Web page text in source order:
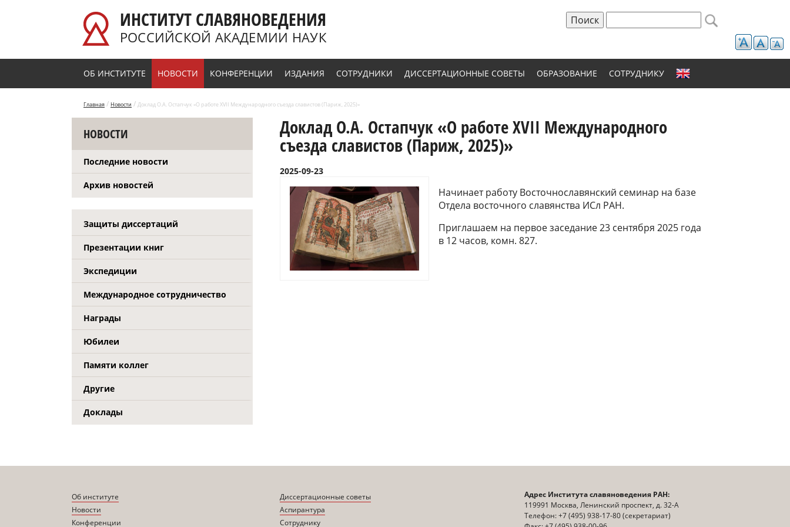
ИНСТИТУТ СЛАВЯНОВЕДЕНИЯ
РОССИЙСКОЙ АКАДЕМИИ НАУК Форма поиска
ОБ ИНСТИТУТЕ НОВОСТИ КОНФЕРЕНЦИИ ИЗДАНИЯ СОТРУДНИКИ ДИССЕРТАЦИОННЫЕ СОВЕТЫ ОБРАЗОВАНИЕ СОТРУДНИКУ
Главная / Новости / Доклад О.А. Остапчук «О работе XVII Международного съезда славистов (Париж, 2025)»
НОВОСТИ
Последние новости
Архив новостей
Защиты диссертаций
Презентации книг
Экспедиции
Международное сотрудничество
Награды
Юбилеи
Памяти коллег
Другие
Доклады
Доклад О.А. Остапчук «О работе XVII Международного
съезда славистов (Париж, 2025)»
2025-09-23
Начинает работу Восточнославянский семинар на базе
Отдела восточного славянства ИСл РАН.
Приглашаем на первое заседание 23 сентября 2025 года
в 12 часов, комн. 827.
Об институте
Новости
Конференции
Диссертационные советы
Аспирантура
Сотруднику
Адрес Института славяноведения РАН:
119991 Москва, Ленинский проспект, д. 32-А
Телефон: +7 (495) 938-17-80 (секретариат)